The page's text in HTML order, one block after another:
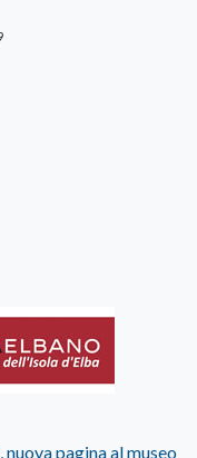
nuova pagina al museo